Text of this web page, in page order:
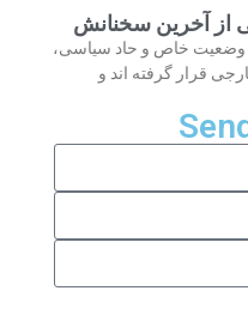
از آخرین سخنانش
وضعیت خاص و حاد سیاسی،
قرار گرفته اند و